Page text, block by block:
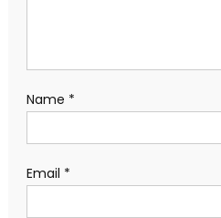
Name *
Email *